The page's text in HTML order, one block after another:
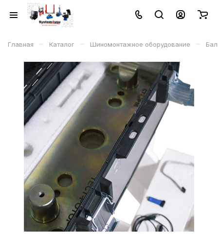
Главная – Каталог – Шиномонтажное оборудование –